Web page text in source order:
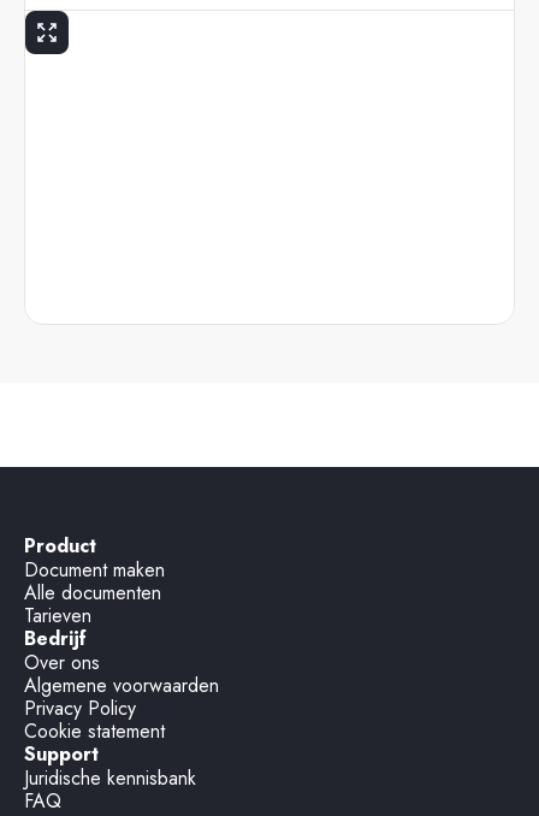
Product
Document maken
Alle documenten
Tarieven
Bedrijf
Over ons
Algemene voorwaarden
Privacy Policy
Cookie statement
Support
Juridische kennisbank
FAQ